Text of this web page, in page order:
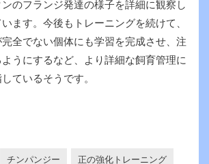
のフランジ発達の様子を詳細に観察し
ます。今後もトレーニングを続けて、
全でない個体にも学習を完成させ、注
うにするなど、より詳細な飼育管理に
ているそうです。
チンパンジー 正の強化トレーニング